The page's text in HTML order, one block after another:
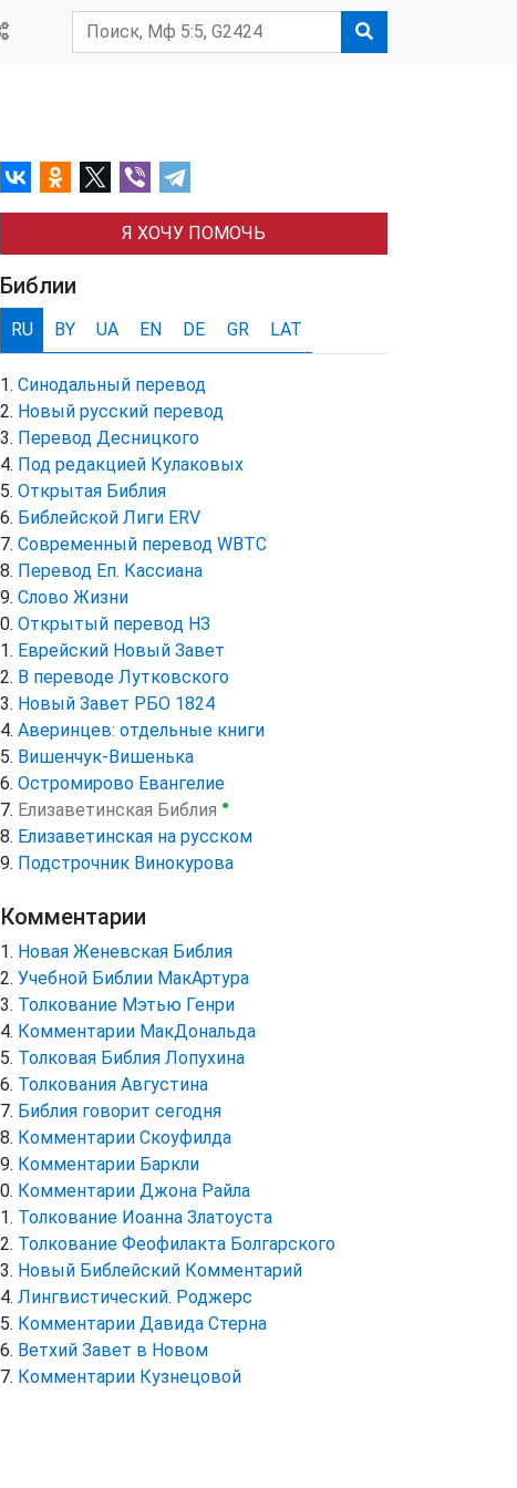
Я ХОЧУ ПОМОЧЬ
Библии
RU BY UA EN DE GR LAT
Синодальный перевод
Новый русский перевод
Перевод Десницкого
Под редакцией Кулаковых
Открытая Библия
Библейской Лиги ERV
Cовременный перевод WBTC
Перевод Еп. Кассиана
Слово Жизни
Открытый перевод НЗ
Еврейский Новый Завет
В переводе Лутковского
Новый Завет РБО 1824
Аверинцев: отдельные книги
Вишенчук-Вишенька
Остромирово Евангелие
Елизаветинская Библия ●
Елизаветинская на русском
Подстрочник Винокурова
Комментарии
Новая Женевская Библия
Учебной Библии МакАртура
Толкование Мэтью Генри
Комментарии МакДональда
Толковая Библия Лопухина
Толкования Августина
Библия говорит сегодня
Комментарии Скоуфилда
Комментарии Баркли
Комментарии Джона Райла
Толкование Иоанна Златоуста
Толкование Феофилакта Болгарского
Новый Библейский Комментарий
Лингвистический. Роджерс
Комментарии Давида Стерна
Ветхий Завет в Новом
Комментарии Кузнецовой